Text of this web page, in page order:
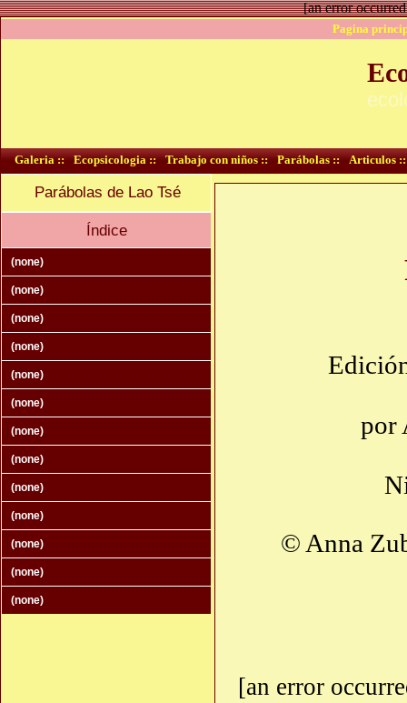
[an error
Pagina
Galeria :: Ecopsicologia :: Trabajo con niños :: Parábolas :: Articulos ::
Parábolas de Lao Tsé
Índice
(none)
(none)
(none)
(none)
(none)
(none)
(none)
(none)
(none)
(none)
(none)
(none)
(none)
por
© Anna
[an error